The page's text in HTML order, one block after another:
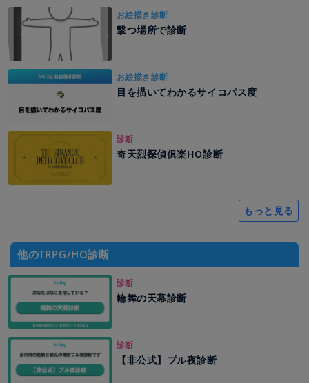
お絵描き診断
撃つ場所で診断
お絵描き診断
目を描いてわかるサイコパス度
診断
奇天烈探偵俱楽HO診断
もっと見る
他のTRPG/HO診断
診断
輪舞の天幕診断
診断
【非公式】プル夜診断